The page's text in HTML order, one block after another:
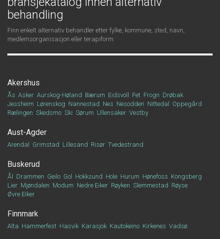
behandling
Finn enkelt alternativ behandler etter fylke, kommune, sted, navn,
medlemsorganisasjon eller terapiform.
Akershus
Ås Asker Aurskog-Høland Bærum Eidsvoll Fet Frogn Drøbak
Jessheim Lørenskog Nannestad Nes Nesodden Nittedal
Oppegård
Rælingen Skedsmo Ski Sørum Ullensaker Vestby
Aust-Agder
Arendal Grimstad Lillesand Risør Tvedestrand
Buskerud
Ål Drammen Geilo Gol Hokksund Hole Hurum Hønefoss Kongsberg
Lier Mjøndalen Modum Nedre Eiker Røyken Slemmestad Røyse
Øvre Eiker
Finnmark
Alta Hammerfest Hasvik Karasjok Kautokeino Kirkenes Vadsø